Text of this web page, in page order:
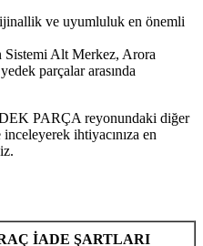
ve uyumluluk en önemli
Sistemi Alt Merkez, Arora
parçalar arasında
PARÇA reyonundaki diğer
ihtiyacınıza en
İADE ŞARTLARI